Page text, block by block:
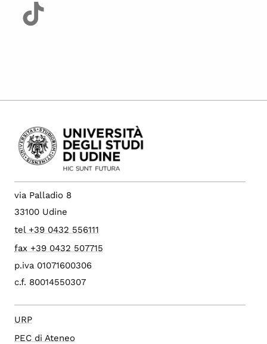
via Palladio 8
33100 Udine
tel +39 0432 556111
fax +39 0432 507715
p.iva 01071600306
c.f. 80014550307
URP
PEC di Ateneo